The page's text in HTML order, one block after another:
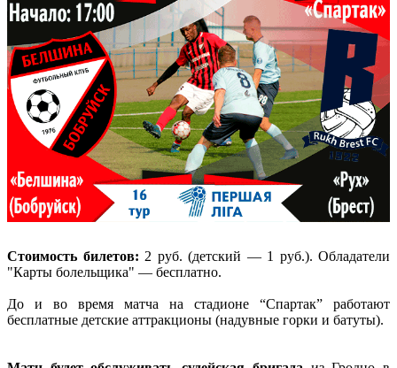
Стоимость билетов: 2 руб. (детский — 1 руб.). Обладатели
"Карты болельщика" — бесплатно.
До и во время матча на стадионе “Спартак” работают
бесплатные детские аттракционы (надувные горки и батуты).